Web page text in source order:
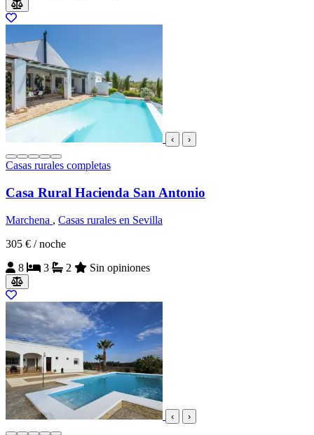
‹ ›
Casas rurales completas
Casa Rural Hacienda San Antonio
Marchena , Casas rurales en Sevilla
305 € / noche
8
3 2 Sin opiniones
‹ ›